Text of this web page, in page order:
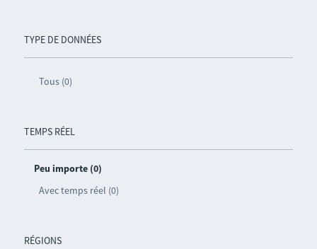
TYPE DE DONNÉES
Tous (0)
TEMPS RÉEL
Peu importe (0)
Avec temps réel (0)
RÉGIONS